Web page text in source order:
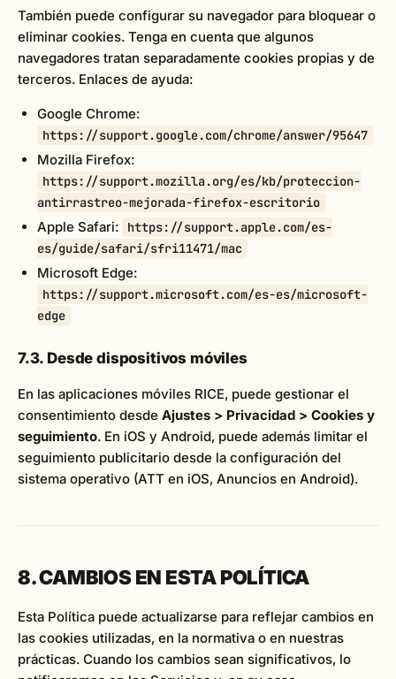
También puede configurar su navegador para bloquear o
eliminar cookies. Tenga en cuenta que algunos
navegadores tratan separadamente cookies propias y de
terceros. Enlaces de ayuda:
Google Chrome:
https://support.google.com/chrome/answer/95647
Mozilla Firefox:
https://support.mozilla.org/es/kb/proteccion-
antirrastreo-mejorada-firefox-escritorio
Apple Safari:
https://support.apple.com/es-
es/guide/safari/sfri11471/mac
Microsoft Edge:
https://support.microsoft.com/es-es/microsoft-
edge
7.3. Desde dispositivos móviles
En las aplicaciones móviles RICE, puede gestionar el
consentimiento desde Ajustes > Privacidad > Cookies y
seguimiento. En iOS y Android, puede además limitar el
seguimiento publicitario desde la configuración del
sistema operativo (ATT en iOS, Anuncios en Android).
8. CAMBIOS EN ESTA POLÍTICA
Esta Política puede actualizarse para reflejar cambios en
las cookies utilizadas, en la normativa o en nuestras
prácticas. Cuando los cambios sean significativos, lo